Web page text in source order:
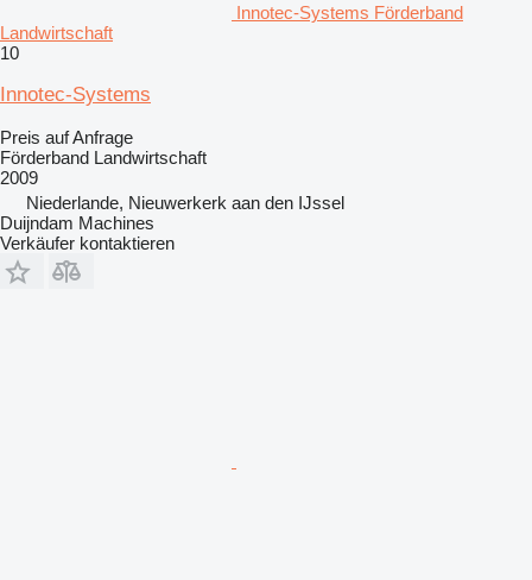
Innotec-Systems Förderband
Landwirtschaft
10
Innotec-Systems
Preis auf Anfrage
Förderband Landwirtschaft
2009
Niederlande, Nieuwerkerk aan den IJssel
Duijndam Machines
Verkäufer kontaktieren